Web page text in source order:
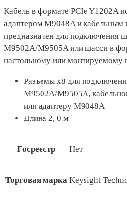
Кабель в формате PCIe Y1202A
адаптером M9048A и
предназначен для подключения
M9502A/M9505A или шасси в
настольному или монтируемому
Разъемы х8 для
M9502A/M9505A,
или адаптеру M9048A
Длина 2, 0 м
Госреестр Нет
Торговая марка Keysight